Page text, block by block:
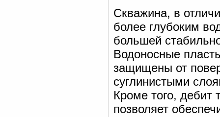
Скважина, в
более глубоким
большей
Водоносные
защищены от
суглинистыми
Кроме того, дебит
позволяет